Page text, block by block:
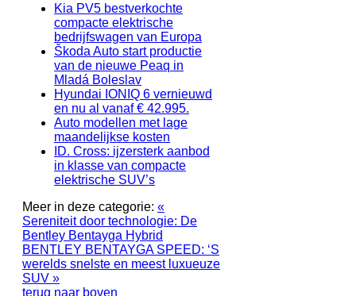
Kia PV5 bestverkochte
compacte elektrische
bedrijfswagen van Europa
Škoda Auto start productie
van de nieuwe Peaq in
Mladá Boleslav
Hyundai IONIQ 6 vernieuwd
en nu al vanaf € 42.995.
Auto modellen met lage
maandelijkse kosten
ID. Cross: ijzersterk aanbod
in klasse van compacte
elektrische SUV’s
Meer in deze categorie: «
Sereniteit door technologie: De
Bentley Bentayga Hybrid
BENTLEY BENTAYGA SPEED: ‘S
werelds snelste en meest luxueuze
SUV »
terug naar boven